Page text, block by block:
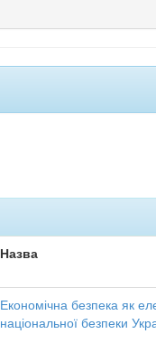
Назва
Економічна безпека як
національної безпеки